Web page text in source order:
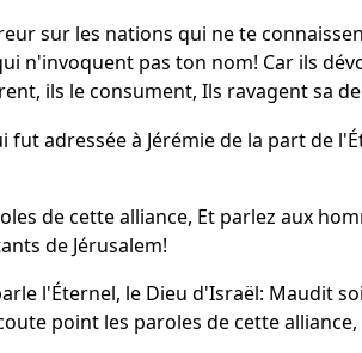
sur les nations qui ne te
n'invoquent pas ton nom! Car ils
ils le consument, Ils ravagent sa
fut adressée à Jérémie de la part de
de cette alliance, Et parlez aux
de Jérusalem!
l'Éternel, le Dieu d'Israël: Maudit
point les paroles de cette alliance,